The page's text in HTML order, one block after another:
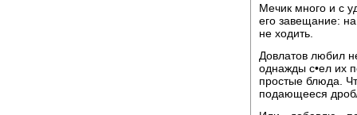
Мечик много и с
его завещание:
не ходить.
Довлатов любил
однажды с•ел их
простые блюда.
подающееся